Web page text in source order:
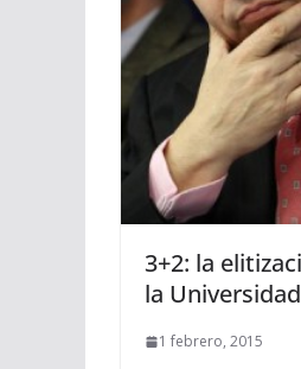
3+2: la
la Universidad
1 febrero, 2015